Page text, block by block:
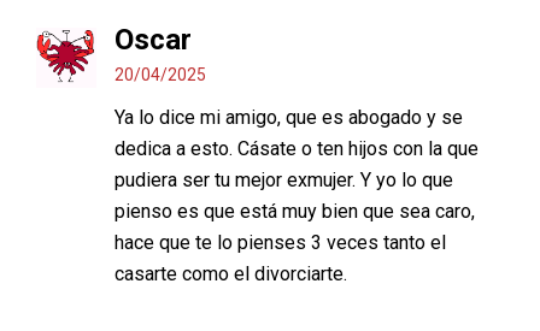
Oscar
20/04/2025
Ya lo dice mi amigo, que es abogado y se
dedica a esto. Cásate o ten hijos con la que
pudiera ser tu mejor exmujer. Y yo lo que
pienso es que está muy bien que sea caro,
hace que te lo pienses 3 veces tanto el
casarte como el divorciarte.